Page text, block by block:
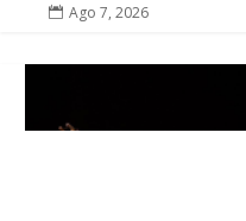
 Ago 7, 2026